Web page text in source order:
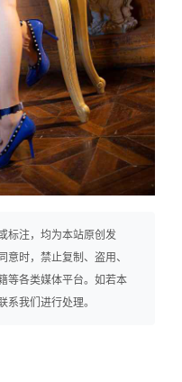
标注，均为本站原创发
时，禁止复制、盗用、
等各类媒体平台。如若本
系我们进行处理。